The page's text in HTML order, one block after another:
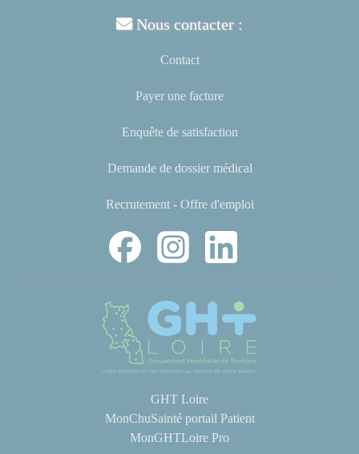
Nous contacter :
Contact
Payer une facture
Enquête de satisfaction
Demande de dossier médical
Recrutement - Offre d'emploi
GHT Loire
MonChuSainté portail Patient
MonGHTLoire Pro